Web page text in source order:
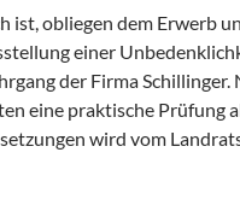
obliegen dem Erwerb
einer
der Firma
eine praktische Prüfung
wird vom